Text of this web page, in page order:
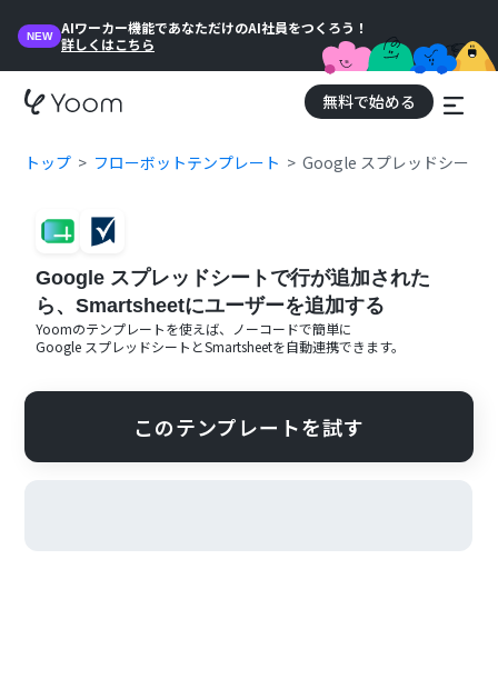
NEW
AIワーカー機能であなただけのAI社員をつくろう！
詳しくはこちら
無料で始める
トップ フローボットテンプレート Google スプレッドシート
Google スプレッドシートで行が追加された
ら、Smartsheetにユーザーを追加する
Yoomのテンプレートを使えば、ノーコードで簡単に
Google スプレッドシート とSmartsheetを自動連携できます。
このテンプレートを試す